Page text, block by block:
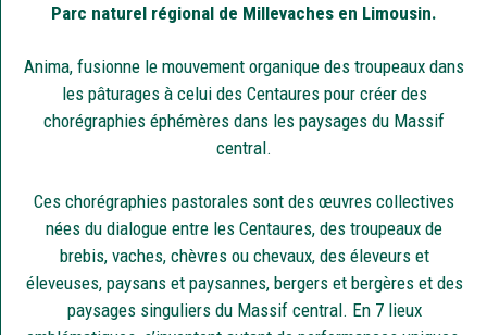
Parc naturel régional de Millevaches en Limousin.
Anima, fusionne le mouvement organique des troupeaux dans
les pâturages à celui des Centaures pour créer des
chorégraphies éphémères dans les paysages du Massif
central.
Ces chorégraphies pastorales sont des œuvres collectives
nées du dialogue entre les Centaures, des troupeaux de
brebis, vaches, chèvres ou chevaux, des éleveurs et
éleveuses, paysans et paysannes, bergers et bergères et des
paysages singuliers du Massif central. En 7 lieux